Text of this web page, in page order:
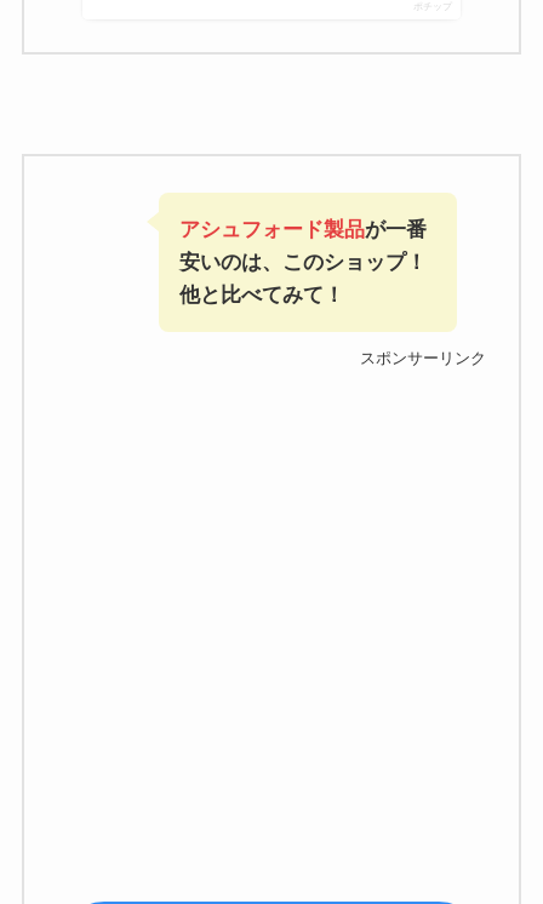
ポチップ
アシュフォード製品が一番
安いのは、このショップ！
他と比べてみて！
スポンサーリンク